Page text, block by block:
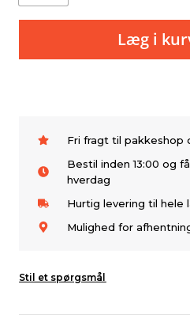
Læg i
Fri fragt til pakkeshop
Bestil inden 13:00 og
hverdag
Hurtig levering til hele
Mulighed for
Stil et spørgsmål